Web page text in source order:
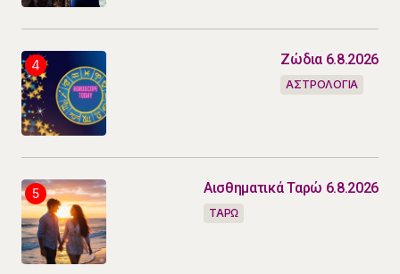
Ζώδια 6.8.2026
ΑΣΤΡΟΛΟΓΙΑ
Αισθηματικά Ταρώ 6.8.2026
ΤΑΡΩ